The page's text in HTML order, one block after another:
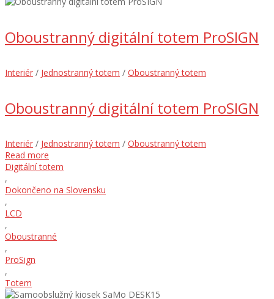
Oboustranný digitální totem ProSIGN
Interiér / Jednostranný totem / Oboustranný totem
Oboustranný digitální totem ProSIGN
Interiér / Jednostranný totem / Oboustranný totem
Read more
Digitální totem
,
Dokončeno na Slovensku
,
LCD
,
Oboustranné
,
ProSign
,
Totem